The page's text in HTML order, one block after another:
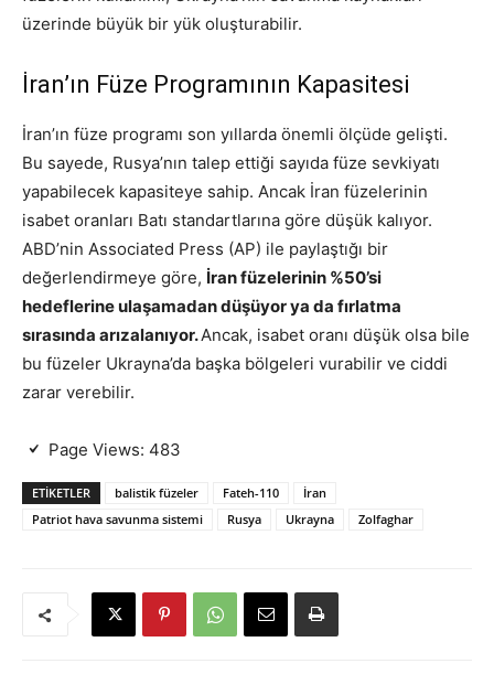
üzerinde büyük bir yük oluşturabilir.
İran’ın Füze Programının Kapasitesi
İran’ın füze programı son yıllarda önemli ölçüde gelişti.
Bu sayede, Rusya’nın talep ettiği sayıda füze sevkiyatı
yapabilecek kapasiteye sahip. Ancak İran füzelerinin
isabet oranları Batı standartlarına göre düşük kalıyor.
ABD’nin Associated Press (AP) ile paylaştığı bir
değerlendirmeye göre, İran füzelerinin %50’si
hedeflerine ulaşamadan düşüyor ya da fırlatma
sırasında arızalanıyor.Ancak, isabet oranı düşük olsa bile
bu füzeler Ukrayna’da başka bölgeleri vurabilir ve ciddi
zarar verebilir.
Page Views: 483
ETIKETLER balistik füzeler Fateh-110
İran
Patriot hava savunma sistemi
Rusya Ukrayna Zolfaghar